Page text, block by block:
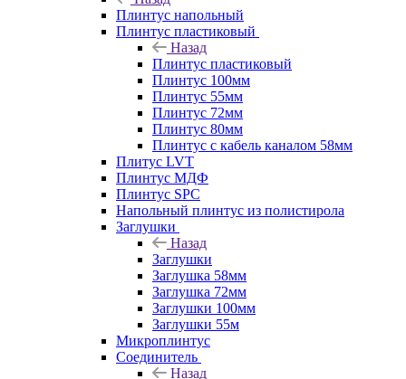
Плинтус напольный
Плинтус пластиковый
Назад
Плинтус пластиковый
Плинтус 100мм
Плинтус 55мм
Плинтус 72мм
Плинтус 80мм
Плинтус с кабель каналом 58мм
Плитус LVT
Плинтус МДФ
Плинтус SPC
Напольный плинтус из полистирола
Заглушки
Назад
Заглушки
Заглушка 58мм
Заглушка 72мм
Заглушки 100мм
Заглушки 55м
Микроплинтус
Соединитель
Назад